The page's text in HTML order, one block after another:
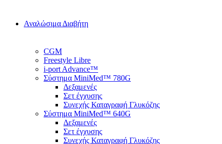
Αναλώσιμα Διαβήτη
CGM
Freestyle Libre
i-port Advance™
Σύστημα MiniMed™ 780G
Δεξαμενές
Σετ έγχυσης
Συνεχής Καταγραφή Γλυκόζης
Σύστημα MiniMed™ 640G
Δεξαμενές
Σετ έγχυσης
Συνεχής Καταγραφή Γλυκόζης